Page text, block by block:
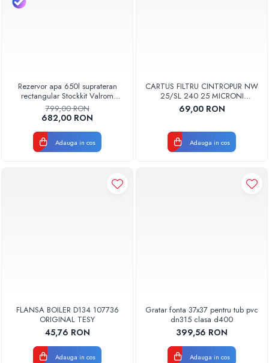
Rezervor apa 650l suprateran
rectangular Stockkit Valrom
49030650001
799,00 RON
682,00 RON
Adauga in cos
CARTUS FILTRU CINTROPUR NW
25/SL 240 25 MICRONI
MANSOANE FILTRARE SET 5BUC
69,00 RON
Adauga in cos
FLANSA BOILER D134 107736
ORIGINAL TESY
45,76 RON
Adauga in cos
Gratar fonta 37x37 pentru tub pvc
dn315 clasa d400
399,56 RON
Adauga in cos